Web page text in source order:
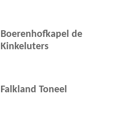
Boerenhofkapel de
Kinkeluters
Falkland Toneel